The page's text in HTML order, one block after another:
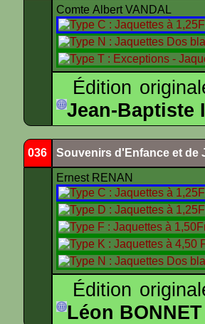
Comte Albert VANDAL
Édition
Jean-Baptiste
036 Souvenirs d'Enfance et de
Ernest RENAN
Édition
Léon BONNET